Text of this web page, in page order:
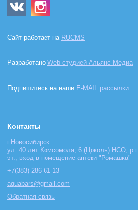
Сайт работает на RUCMS
Разработано Web-студией Альянс Медиа
Подпишитесь на наши E-MAIL рассылки
Контакты
г.Новосибирск
ул. 40 лет Комсомола, 6 (Цоколь) НСО,
эт., вход в помещение аптеки "Ромашка"
+7(383) 286-61-13
aquabars@gmail.com
Обратная связь